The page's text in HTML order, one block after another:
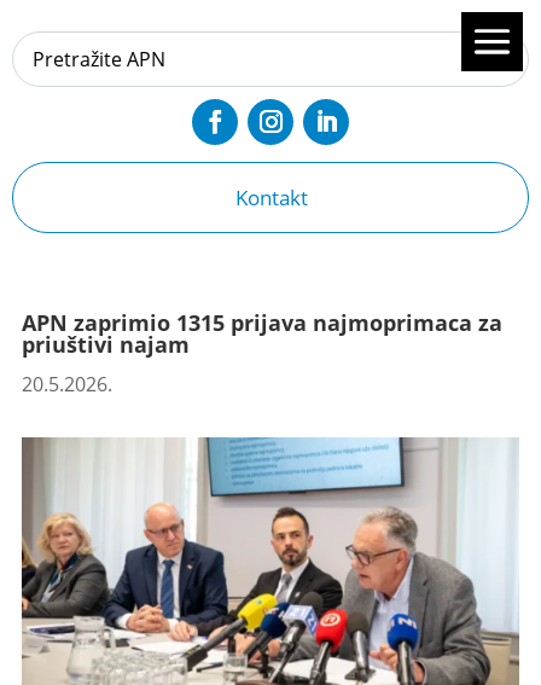
Kontakt
APN zaprimio 1315 prijava najmoprimaca za
priuštivi najam
20.5.2026.